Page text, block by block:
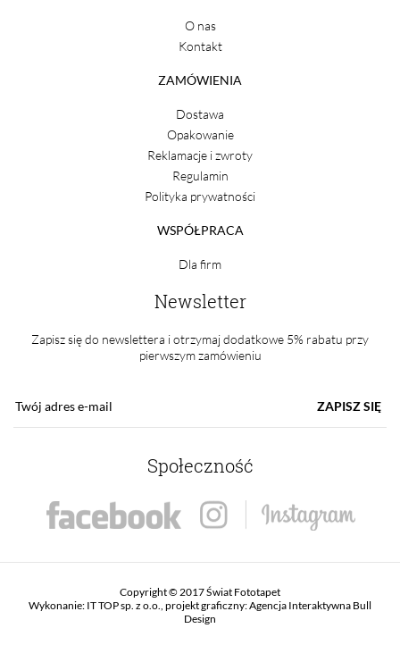
O nas
Kontakt
ZAMÓWIENIA
Dostawa
Opakowanie
Reklamacje i zwroty
Regulamin
Polityka prywatności
WSPÓŁPRACA
Dla firm
Newsletter
Zapisz się do newslettera i otrzymaj dodatkowe 5% rabatu przy
pierwszym zamówieniu
ZAPISZ SIĘ
Społeczność
Copyright © 2017 Świat Fototapet
Wykonanie: IT TOP sp. z o.o. , projekt graficzny:Agencja Interaktywna Bull
Design